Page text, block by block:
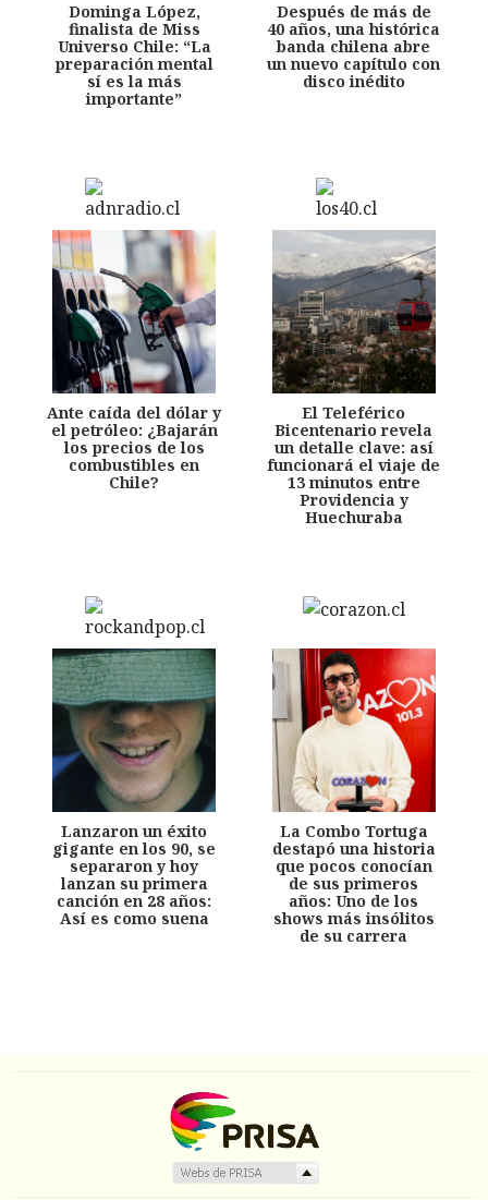
Dominga López,
finalista de Miss
Universo Chile: “La
preparación mental
sí es la más
importante”
Después de más de
40 años, una histórica
banda chilena abre
un nuevo capítulo con
disco inédito
Ante caída del dólar y
el petróleo: ¿Bajarán
los precios de los
combustibles en
Chile?
El Teleférico
Bicentenario revela
un detalle clave: así
funcionará el viaje de
13 minutos entre
Providencia y
Huechuraba
Lanzaron un éxito
gigante en los 90, se
separaron y hoy
lanzan su primera
canción en 28 años:
Así es como suena
La Combo Tortuga
destapó una historia
que pocos conocían
de sus primeros
años: Uno de los
shows más insólitos
de su carrera